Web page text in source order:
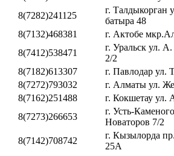
8(7282)241125
г. Талдыкорган
батыра 48
8(7132)468381
г. Актобе
8(7412)538471
г. Уральск ул.
2/2
8(7182)613307
г. Павлодар ул.
8(7272)793032
г. Алматы ул.
8(7162)251488
г. Кокшетау
8(7273)266653
г. Усть-
Новаторов 7/2
8(7142)708742
г. Кызылорда
25А